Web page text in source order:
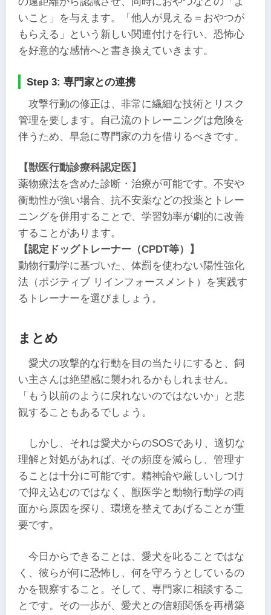
いこと」を与えます。「他人が見える＝おやつが
もらえる」という新しい関連付けを行い、恐怖心
を好意的な感情へと書き換えていきます。
Step 3: 専門家との連携
攻撃行動の修正は、非常に繊細な技術とリスク
管理を要します。自己流のトレーニングは危険を
伴うため、早急に専門家の力を借りるべきです。
【獣医行動診療科認定医】
薬物療法を含めた診断・治療が可能です。不安や
衝動性が強い場合、抗不安薬などの投薬とトレー
ニングを併用することで、学習効率が劇的に改善
することがあります。
【認定ドッグトレーナー（CPDT等）】
動物行動学に基づいた、体罰を使わない陽性強化
法（ポジティブ リインフォースメント）を実践す
るトレーナーを選びましょう。
まとめ
愛犬の攻撃的な行動を目の当たりにすると、飼
い主さんは絶望感に襲われるかもしれません。
「もう以前のように戻れないのではないか」と悲
観することもあるでしょう。
しかし、それは愛犬からのSOSであり、適切な
理解と対処があれば、その頻度を減らし、管理す
ることは十分に可能です。精神論や厳しいしつけ
で抑え込むのではなく、獣医学と動物行動学の両
面から原因を探り、環境を整えてあげることが重
要です。
今日からできることは、愛犬を叱ることではな
く、彼らが何に恐怖し、何を守ろうとしているの
かを観察すること。そして、専門家に相談するこ
とです。その一歩が、愛犬との信頼関係を再構築